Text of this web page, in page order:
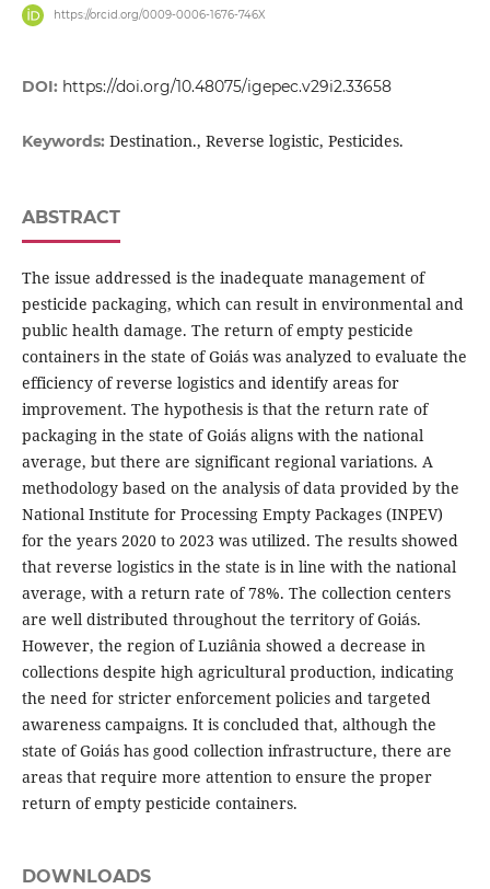
https://orcid.org/0009-0006-1676-746X
DOI: https://doi.org/10.48075/igepec.v29i2.33658
Keywords: Destination., Reverse logistic, Pesticides.
ABSTRACT
The issue addressed is the inadequate management of
pesticide packaging, which can result in environmental and
public health damage. The return of empty pesticide
containers in the state of Goiás was analyzed to evaluate the
efficiency of reverse logistics and identify areas for
improvement. The hypothesis is that the return rate of
packaging in the state of Goiás aligns with the national
average, but there are significant regional variations. A
methodology based on the analysis of data provided by the
National Institute for Processing Empty Packages (INPEV)
for the years 2020 to 2023 was utilized. The results showed
that reverse logistics in the state is in line with the national
average, with a return rate of 78%. The collection centers
are well distributed throughout the territory of Goiás.
However, the region of Luziânia showed a decrease in
collections despite high agricultural production, indicating
the need for stricter enforcement policies and targeted
awareness campaigns. It is concluded that, although the
state of Goiás has good collection infrastructure, there are
areas that require more attention to ensure the proper
return of empty pesticide containers.
DOWNLOADS